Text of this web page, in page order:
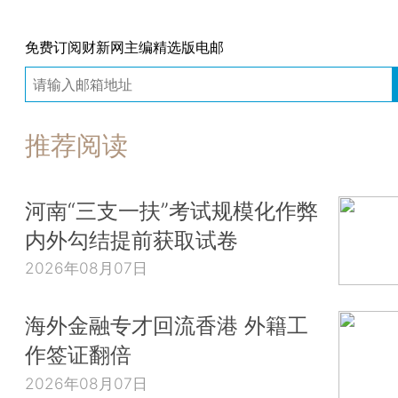
免费订阅财新网主编精选版电邮
推荐阅读
河南“三支一扶”考试规模化作弊
内外勾结提前获取试卷
2026年08月07日
海外金融专才回流香港 外籍工
作签证翻倍
2026年08月07日